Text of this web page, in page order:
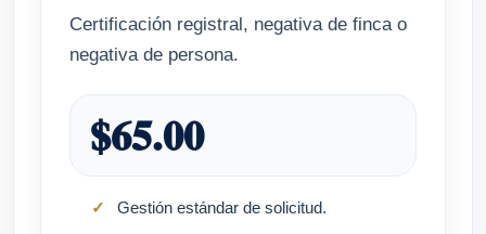
Certificación registral, negativa de finca o
negativa de persona.
$65.00
Gestión estándar de solicitud.